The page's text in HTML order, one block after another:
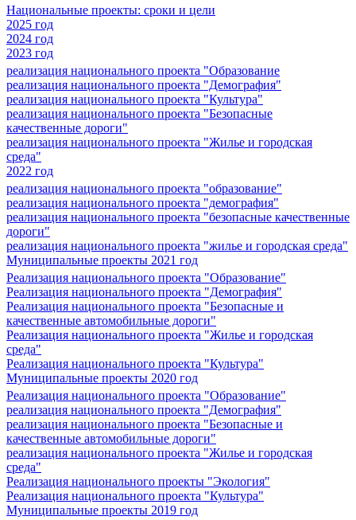
Национальные проекты: сроки и цели
2025 год
2024 год
2023 год
реализация национального проекта "Образование
реализация национального проекта "Демография"
реализация национального проекта "Культура"
реализация национального проекта "Безопасные
качественные дороги"
реализация национального проекта "Жилье и городская
среда"
2022 год
реализация национального проекта "образование"
реализация национального проекта "демография"
реализация национального проекта "безопасные качественные
дороги"
реализация национального проекта "жилье и городская среда"
Муниципальные проекты 2021 год
Реализация национального проекта "Образование"
Реализация национального проекта "Демография"
Реализация национального проекта "Безопасные и
качественные автомобильные дороги"
Реализация национального проекта "Жилье и городская
среда"
Реализация национального проекта "Культура"
Муниципальные проекты 2020 год
Реализация национального проекта "Образование"
реализация национального проекта "Демография"
реализация национального проекта "Безопасные и
качественные автомобильные дороги"
реализация национального проекта "Жилье и городская
среда"
Реализация национального проекты "Экология"
Реализация национального проекта "Культура"
Муниципальные проекты 2019 год